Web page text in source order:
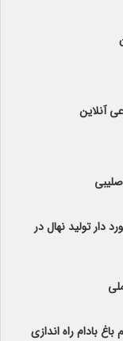
آنلاین
دار تولید نهال­ در
باغ بادام راه اندازی